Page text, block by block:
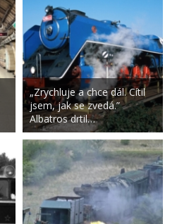
„Zrychluje a chce dál. Cítil
jsem, jak se zvedá.”
Albatros drtil…